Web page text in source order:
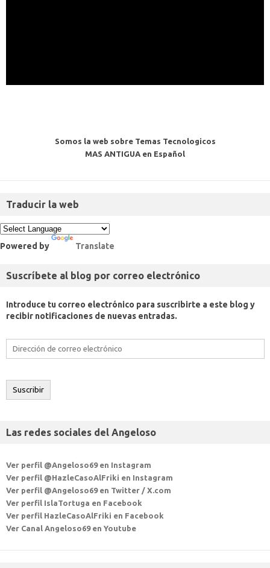
Somos la web sobre Temas Tecnologicos
MAS ANTIGUA en Español
Traducir la web
Powered by Translate
Suscríbete al blog por correo electrónico
Introduce tu correo electrónico para suscribirte a este blog y
recibir notificaciones de nuevas entradas.
Dirección
de
electrónico
Suscribir
Las redes sociales del Angeloso
Ver perfil @Angeloso69 en Instagram
Ver perfil @HazleCasoAlFriki en Instagram
Ver perfil @Angeloso69 en Twitter / X.com
Ver perfil IslaTortuga en Facebook
Ver perfil HazleCasoAlFriki en Facebook
Ver Canal Angeloso69 en Youtube